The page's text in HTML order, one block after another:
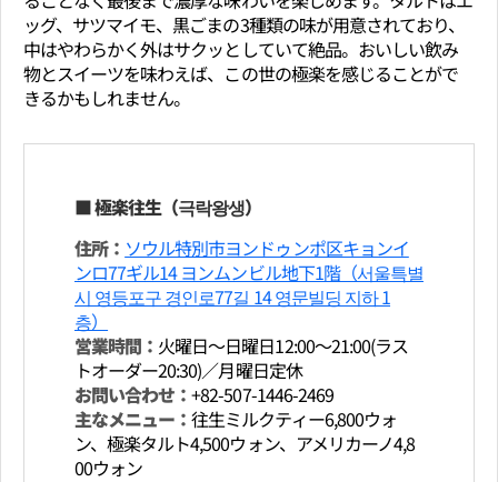
ッグ、サツマイモ、黒ごまの3種類の味が用意されており、
中はやわらかく外はサクッとしていて絶品。おいしい飲み
物とスイーツを味わえば、この世の極楽を感じることがで
きるかもしれません。
■ 極楽往生（극락왕생）
住所： ソウル特別市ヨンドゥンポ区キョンイ
ンロ77ギル14 ヨンムンビル地下1階（서울특별
시 영등포구 경인로77길 14 영문빌딩 지하 1
층）
営業時間： 火曜日～日曜日12:00～21:00(ラス
トオーダー20:30)／月曜日定休
お問い合わせ：+82-507-1446-2469
主なメニュー：往生ミルクティー6,800ウォ
ン、極楽タルト4,500ウォン、アメリカーノ4,8
00ウォン